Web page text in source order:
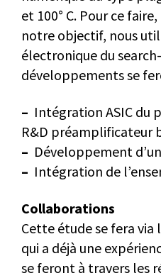
et 100° C. Pour ce
notre objectif, nous
électronique du
développements se
– Intégration ASIC du
R&D préamplificateur
– Développement
– Intégration de
Collaborations
Cette étude se fera via
qui a déjà une
se feront à travers les